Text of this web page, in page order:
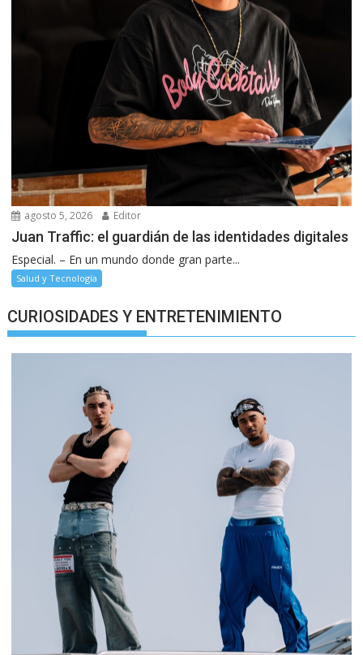
agosto 5, 2026 Editor
Juan Traffic: el guardián de las identidades digitales
Especial. – En un mundo donde gran parte...
Salud y Tecnología
CURIOSIDADES Y ENTRETENIMIENTO